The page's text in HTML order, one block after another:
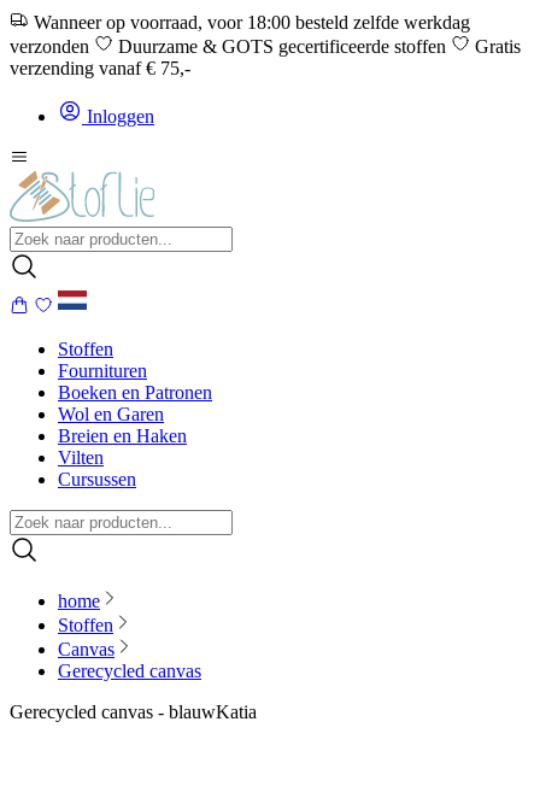
Wanneer op voorraad, voor 18:00 besteld zelfde werkdag
verzonden
Duurzame & GOTS gecertificeerde stoffen
Gratis
verzending vanaf € 75,-
Inloggen
Stoffen
Fournituren
Boeken en Patronen
Wol en Garen
Breien en Haken
Vilten
Cursussen
home
Stoffen
Canvas
Gerecycled canvas
Gerecycled canvas - blauwKatia